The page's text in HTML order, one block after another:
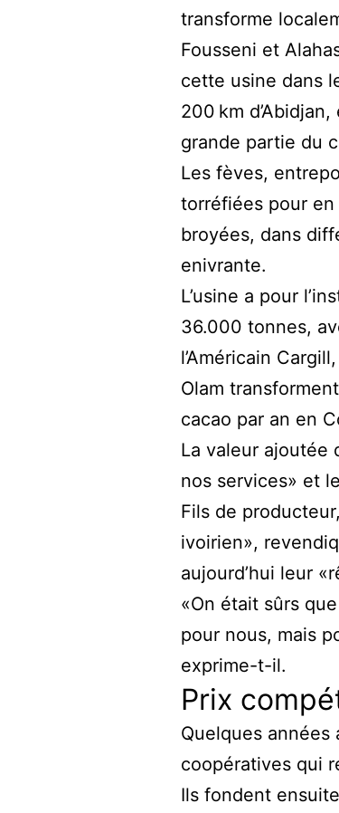
transforme
Fousseni et
cette usine dans
200 km
grande partie du
Les fèves,
torréfiées pour en
broyées, dans
enivrante.
L’usine a pour
36.000 tonnes,
l’Américain
Olam
cacao par an en
La valeur ajoutée
nos services» et
Fils de
ivoirien»,
aujourd’hui leur
«On était sûrs
pour nous, mais
exprime-t-il.
Prix
Quelques
coopératives qui
Ils fondent